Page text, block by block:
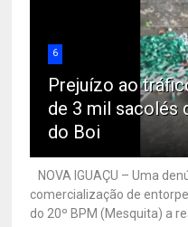
6
Prejuízo ao
de 3 mil sacolés
do Boi
NOVA IGUAÇU – Uma
comercialização de
do 20º BPM (Mesquita) a